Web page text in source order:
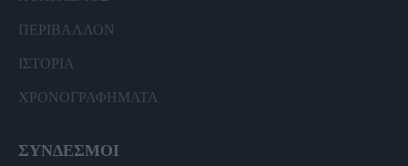
ΠΕΡΙΒΑΛΛΟΝ
ΙΣΤΟΡΙΑ
ΧΡΟΝΟΓΡΑΦΗΜΑΤΑ
ΣΥΝΔΕΣΜΟΙ